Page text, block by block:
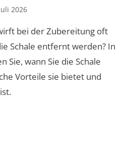
2026
bei der Zubereitung oft
Schale entfernt werden? In
Sie, wann Sie die Schale
Vorteile sie bietet und